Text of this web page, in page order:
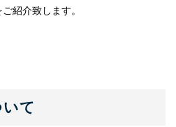
ご紹介致します。
て